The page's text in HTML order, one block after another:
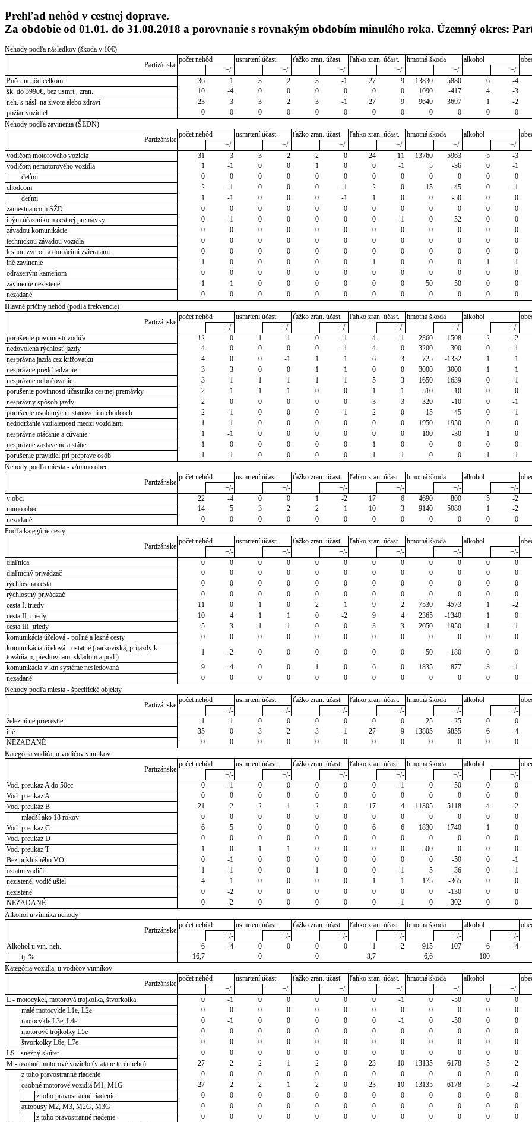
Prehľad nehôd v cestnej doprave.
Za obdobie od 01.01. do 31.08.2018 a porovnanie s rovnakým obdobím minulého roka. Územný okres:
Nehody podľa následkov (škoda v 10€)
Partizánske
počet nehôd usmrtení účast. ťažko zran. účast. ľahko zran. účast. hmotná škoda alkohol
+/-
+/- +/- +/- +/- +/-
Počet nehôd celkom
36 1 3 2 3 -1 27 9 13830 5880 6 -4
šk. do 3990€, bez usmrt., zran.
10 -4 0 0 0 0 0 0 1090 -417 4 -3
neh. s násl. na živote alebo zdraví
23 3 3 2 3 -1 27 9 9640 3697 1 -2
požiar vozidiel
0 0 0 0 0 0 0 0 0 0 0 0
Nehody podľa zavinenia (ŠEDN)
Partizánske
počet nehôd usmrtení účast. ťažko zran. účast. ľahko zran. účast. hmotná škoda alkohol
+/-
+/- +/- +/- +/- +/-
vodičom motorového vozidla
31 3 3 2 2 0 24 11 13760 5963 5 -3
vodičom nemotorového vozidla
1 -1 0 0 1 0 0 -1 5 -36 0 -1
deťmi
0 0 0 0 0 0 0 0 0 0 0 0
chodcom
2 -1 0 0 0 -1 2 0 15 -45 0 -1
deťmi
1 -1 0 0 0 -1 1 0 0 -50 0 0
zamestnancom SŽD
0 0 0 0 0 0 0 0 0 0 0 0
iným účastníkom cestnej premávky
0 -1 0 0 0 0 0 -1 0 -52 0 0
závadou komunikácie
0 0 0 0 0 0 0 0 0 0 0 0
technickou závadou vozidla
0 0 0 0 0 0 0 0 0 0 0 0
lesnou zverou a domácimi zvieratami
0 0 0 0 0 0 0 0 0 0 0 0
iné zavinenie
1 0 0 0 0 0 1 0 0 0 1 1
odrazeným kameňom
0 0 0 0 0 0 0 0 0 0 0 0
zavinenie nezistené
1 1 0 0 0 0 0 0 50 50 0 0
nezadané
0 0 0 0 0 0 0 0 0 0 0 0
Hlavné príčiny nehôd (podľa frekvencie)
Partizánske
počet nehôd usmrtení účast. ťažko zran. účast. ľahko zran. účast. hmotná škoda alkohol
+/-
+/- +/- +/- +/- +/-
porušenie povinnosti vodiča
12 0 1 1 0 -1 4 -1 2360 1508 2 -2
nedovolená rýchlosť jazdy
4 0 0 0 0 -1 4 0 3200 -300 0 -1
nesprávna jazda cez križovatku
4 0 0 -1 1 1 6 3 725 -1332 1 1
nesprávne predchádzanie
3 3 0 0 1 1 0 0 3000 3000 1 1
nesprávne odbočovanie
3 1 1 1 1 1 5 3 1650 1639 0 -1
porušenie povinnosti účastníka cestnej premávky
2 1 1 1 0 0 1 1 510 10 0 0
nesprávny spôsob jazdy
2 0 0 0 0 0 3 3 320 -10 0 -1
porušenie osobitných ustanovení o chodcoch
2 -1 0 0 0 -1 2 0 15 -45 0 -1
nedodržanie vzdialenosti medzi vozidlami
1 1 0 0 0 0 0 0 1950 1950 0 0
nesprávne otáčanie a cúvanie
1 -1 0 0 0 0 0 0 100 -30 1 0
nesprávne zastavenie a státie
1 0 0 0 0 0 1 0 0 0 0 0
porušenie pravidiel pri preprave osôb
1 1 0 0 0 0 1 1 0 0 1 1
Nehody podľa miesta - v/mimo obec
Partizánske
počet nehôd usmrtení účast. ťažko zran. účast. ľahko zran. účast. hmotná škoda alkohol
+/-
+/- +/- +/- +/- +/-
v obci
22 -4 0 0 1 -2 17 6 4690 800 5 -2
mimo obec
14 5 3 2 2 1 10 3 9140 5080 1 -2
nezadané
0 0 0 0 0 0 0 0 0 0 0 0
Podľa kategórie cesty
Partizánske
počet nehôd usmrtení účast. ťažko zran. účast. ľahko zran. účast. hmotná škoda alkohol
+/-
+/- +/- +/- +/- +/-
diaľnica
0 0 0 0 0 0 0 0 0 0 0 0
diaľničný privádzač
0 0 0 0 0 0 0 0 0 0 0 0
rýchlostná cesta
0 0 0 0 0 0 0 0 0 0 0 0
rýchlostný privádzač
0 0 0 0 0 0 0 0 0 0 0 0
cesta I. triedy
11 0 1 0 2 1 9 2 7530 4573 1 -2
cesta II. triedy
10 4 1 1 0 -2 9 4 2365 -1340 1 0
cesta III. triedy
5 3 1 1 0 0 3 3 2050 1950 1 -1
komunikácia účelová - poľné a lesné cesty
0 0 0 0 0 0 0 0 0 0 0 0
komunikácia účelová - ostatné (parkoviská, príjazdy k
továrňam, pieskovňam, skladom a pod.)
1 -2 0 0 0 0 0 0 50 -180 0 0
komunikácia v km systéme nesledovaná
9 -4 0 0 1 0 6 0 1835 877 3 -1
nezadané
0 0 0 0 0 0 0 0 0 0 0 0
Nehody podľa miesta - špecifické objekty
Partizánske
počet nehôd usmrtení účast. ťažko zran. účast. ľahko zran. účast. hmotná škoda alkohol
+/-
+/- +/- +/- +/- +/-
železničné priecestie
1 1 0 0 0 0 0 0 25 25 0 0
iné
35 0 3 2 3 -1 27 9 13805 5855 6 -4
NEZADANÉ
0 0 0 0 0 0 0 0 0 0 0 0
Kategória vodiča, u vodičov vinníkov
Partizánske
počet nehôd usmrtení účast. ťažko zran. účast. ľahko zran. účast. hmotná škoda alkohol
+/-
+/- +/- +/- +/- +/-
Vod. preukaz A do 50cc
0 -1 0 0 0 0 0 -1 0 -50 0 0
Vod. preukaz A
0 0 0 0 0 0 0 0 0 0 0 0
Vod. preukaz B
21 2 2 1 2 0 17 4 11305 5118 4 -2
mladší ako 18 rokov
0 0 0 0 0 0 0 0 0 0 0 0
Vod. preukaz C
6 5 0 0 0 0 6 6 1830 1740 1 0
Vod. preukaz D
0 0 0 0 0 0 0 0 0 0 0 0
Vod. preukaz T
1 0 1 1 0 0 0 0 500 0 0 0
Bez príslušného VO
0 -1 0 0 0 0 0 0 0 -50 0 -1
ostatní vodiči
1 -1 0 0 1 0 0 -1 5 -36 0 -1
nezistené, vodič ušiel
4 1 0 0 0 0 1 1 175 -365 0 0
nezistené
0 -2 0 0 0 0 0 0 0 -130 0 0
NEZADANÉ
0 -2 0 0 0 0 0 -1 0 -302 0 0
Alkohol u vinníka nehody
Partizánske
počet nehôd usmrtení účast. ťažko zran. účast. ľahko zran. účast. hmotná škoda alkohol
+/-
+/- +/- +/- +/- +/-
Alkohol u vin. neh.
6 -4 0 0 0 0 1 -2 915 107 6 -4
tj. %
16,7 0 0 3,7 6,6 100
Kategória vozidla, u vodičov vinníkov
Partizánske
počet nehôd usmrtení účast. ťažko zran. účast. ľahko zran. účast. hmotná škoda alkohol
+/-
+/- +/- +/- +/- +/-
L - motocykel, motorová trojkolka, štvorkolka
0 -1 0 0 0 0 0 -1 0 -50 0 0
malé motocykle L1e, L2e
0 0 0 0 0 0 0 0 0 0 0 0
motocykle L3e, L4e
0 -1 0 0 0 0 0 -1 0 -50 0 0
motorové trojkolky L5e
0 0 0 0 0 0 0 0 0 0 0 0
štvorkolky L6e, L7e
0 0 0 0 0 0 0 0 0 0 0 0
LS - snežný skúter
0 0 0 0 0 0 0 0 0 0 0 0
M - osobné motorové vozidlo (vrátane terénneho)
27 2 2 1 2 0 23 10 13135 6178 5 -2
z toho pravostranné riadenie
0 0 0 0 0 0 0 0 0 0 0 0
osobné motorové vozidlá M1, M1G
27 2 2 1 2 0 23 10 13135 6178 5 -2
z toho pravostranné riadenie
0 0 0 0 0 0 0 0 0 0 0 0
autobusy M2, M3, M2G, M3G
0 0 0 0 0 0 0 0 0 0 0 0
z toho pravostranné riadenie
0 0 0 0 0 0 0 0 0 0 0 0